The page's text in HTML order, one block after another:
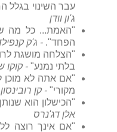
עבר השינוי בגלל
ג'ון וודן
"האמת... כל מה
הפחד". - ג'ק
"הצלחה מושגת
בלתי נמנע" - קוקו
"אם אתה לא מוכן
מקורי" - קן רובינסון
"הכישלון הוא
אלן דג'נרס
"אם אינך רוצה